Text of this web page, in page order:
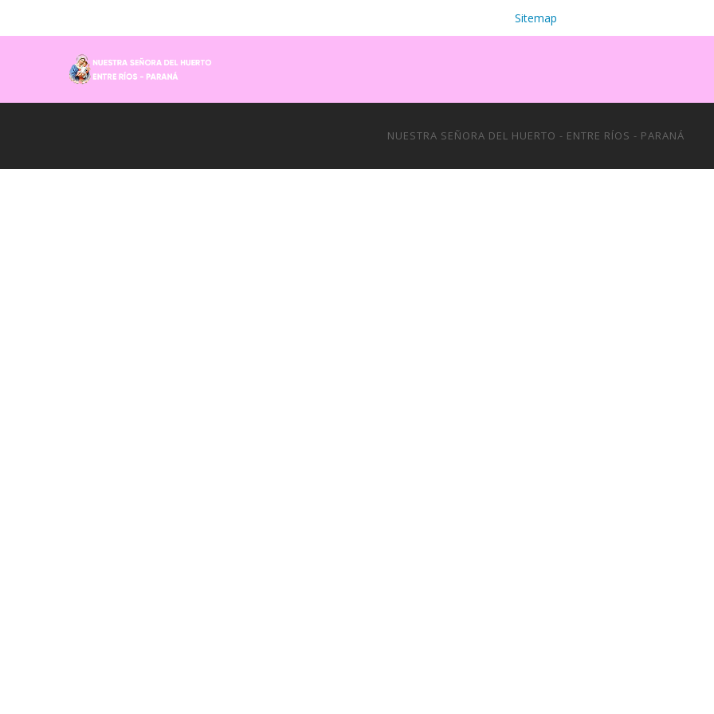
Sitemap
NUESTRA SEÑORA DEL HUERTO - ENTRE RÍOS - PARANÁ